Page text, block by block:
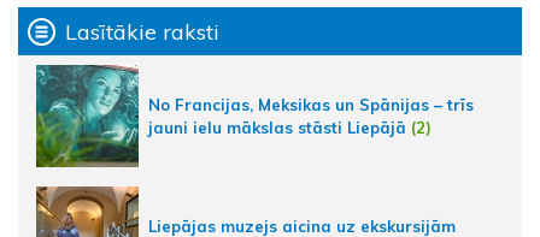
Lasītākie raksti
No Francijas, Meksikas un Spānijas – trīs
jauni ielu mākslas stāsti Liepājā (2)
Liepājas muzejs aicina uz ekskursijām